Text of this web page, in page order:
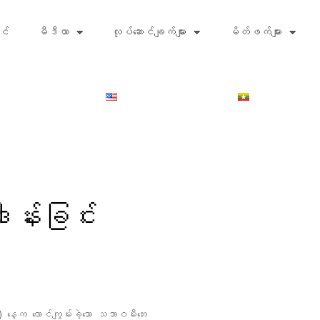
မီဒီယာ လုပ်ဆောင်ချက်များ မိတ်ဖက်များ
န်းခြင်း
လောင်ကျွမ်းခဲ့သော သဘာဝမီးဘေး